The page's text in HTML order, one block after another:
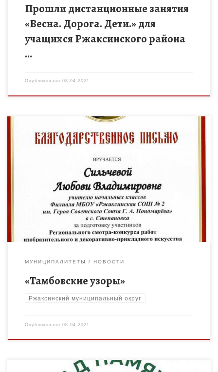
Прошли дистанционные занятия
«Весна. Дорога. Дети.» для
учащихся Ржаксинского района
…
Опубликовано 08.04.2021
Обучающиеся объединения дополнительного образования
«Умелые руки» филиала МБОУ «Ржаксинская СОШ №2 им. Г.А.
Пономарева» в с. Степановка приняли участие в
региональном смотре-конкурсе изобразительного и
декоративно-прикладного […]
МУНИЦИПАЛИТЕТЫ НОВОСТИ
«Тамбовские узоры»
Ржаксинский муниципальный округ
Опубликовано 08.04.2021